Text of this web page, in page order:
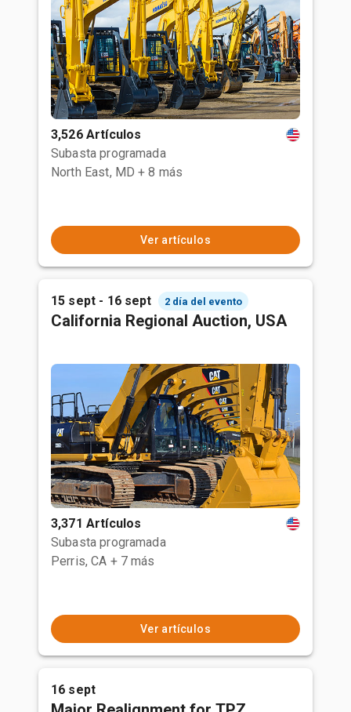
3,526 Artículos
Subasta programada
North East, MD + 8 más
Ver artículos
15 sept - 16 sept 2 día del evento
California Regional Auction, USA
3,371 Artículos
Subasta programada
Perris, CA + 7 más
Ver artículos
16 sept